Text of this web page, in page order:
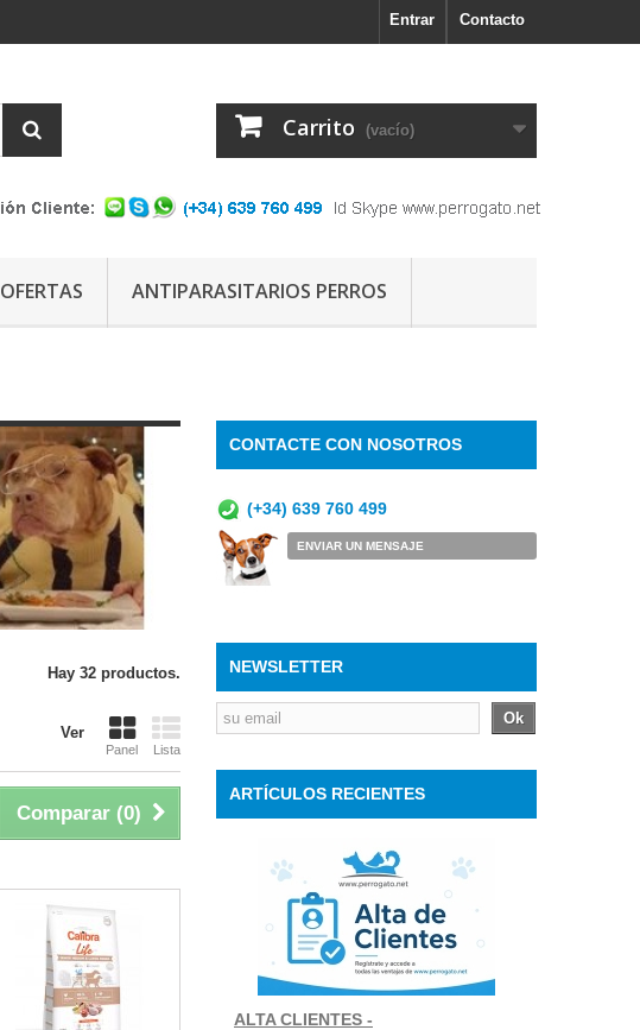
Contacto
Entrar
Carrito (vacío)
OFERTAS ANTIPARASITARIOS PERROS
Hay 32 productos.
Ver
Panel Lista
Comparar (0)
CONTACTE CON NOSOTROS
(+34) 639 760 499
ENVIAR UN MENSAJE
NEWSLETTER
Ok
ARTÍCULOS RECIENTES
ALTA CLIENTES -